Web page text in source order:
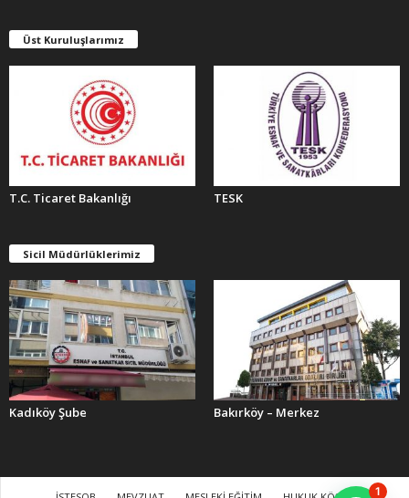
E
R
Üst Kuruluşlarımız
T.C. Ticaret Bakanlığı TESK
Sicil Müdürlüklerimiz
Kadıköy Şube Bakırköy – Merkez
1